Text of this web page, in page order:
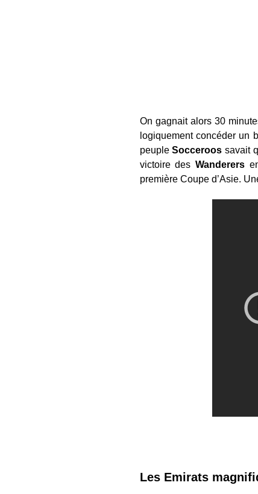
On gagnait alors 30
logiquement concéder un
peupleSocceroos savait
victoire desWanderers
première Coupe d’Asie.
Les Emirats